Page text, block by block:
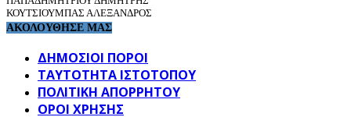
ΚΟΥΤΣΙΟΥΜΠΑΣ ΑΛΕΞΑΝΔΡΟΣ
ΑΚΟΛΟΥΘΗΣΕ ΜΑΣ
ΔΗΜΟΣΙΟΙ ΠΟΡΟΙ
ΤΑΥΤΌΤΗΤΑ ΙΣΤΌΤΟΠΟΥ
ΠΟΛΙΤΙΚΉ ΑΠΟΡΡΉΤΟΥ
ΌΡΟΙ ΧΡΉΣΗΣ